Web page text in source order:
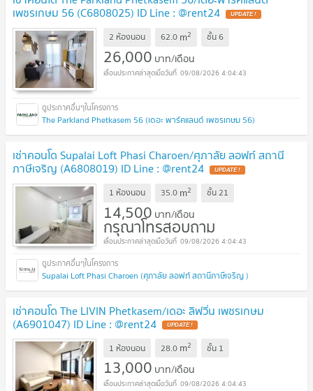
เพชรเกษม 56 (C6808025) ID Line : @rent24
2 ห้องนอน 62.0 m2 ชั้น6
26,000 บาท/เดือน
09/08/2026 4:04:43
The Parkland Phetkasem 56 (เดอะ พาร์คแลนด์ เพชรเกษม 56)
เช่าคอนโด Supalai Loft Phasi Charoen/ศุภาลัย ลอฟท์ สถานี
ภาษีเจริญ (A6808019) ID Line : @rent24
1 ห้องนอน 35.0 m2 ชั้น21
14,500 บาท/เดือน
กรุณาโทรสอบถาม
09/08/2026 4:04:43
Supalai Loft Phasi Charoen (ศุภาลัย ลอฟท์ สถานีภาษีเจริญ )
เช่าคอนโด The LIVIN Phetkasem/เดอะ ลิฟวิ่น เพชรเกษม
(A6901047) ID Line : @rent24
1 ห้องนอน 28.0 m2 ชั้น 1
13,000 บาท/เดือน
09/08/2026 4:04:43